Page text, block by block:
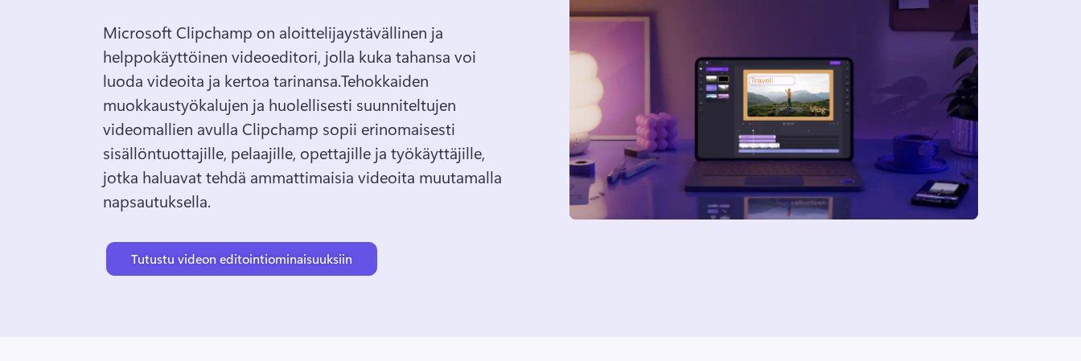
Microsoft Clipchamp on aloittelijaystävällinen ja
helppokäyttöinen videoeditori, jolla kuka tahansa voi
luoda videoita ja kertoa tarinansa.Tehokkaiden
muokkaustyökalujen ja huolellisesti suunniteltujen
videomallien avulla Clipchamp sopii erinomaisesti
sisällöntuottajille, pelaajille, opettajille ja työkäyttäjille,
jotka haluavat tehdä ammattimaisia videoita muutamalla
napsautuksella.
Tutustu videon editointiominaisuuksiin